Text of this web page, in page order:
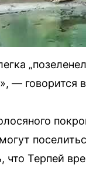
— говорится
что Терпей